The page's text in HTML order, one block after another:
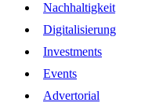
Nachhaltigkeit
Digitalisierung
Investments
Events
Advertorial